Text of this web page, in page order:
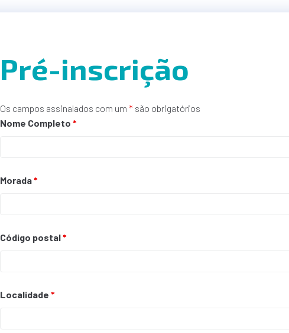
Pré-inscrição
Os campos assinalados com um * são obrigatórios
Nome Completo *
Morada*
Código postal*
Localidade *